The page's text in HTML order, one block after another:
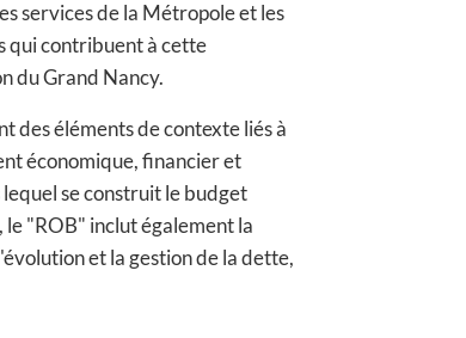
services de la Métropole et les
qui contribuent à cette
du Grand Nancy.
des éléments de contexte liés à
économique, financier et
se construit le budget
"ROB" inclut également la
et la gestion de la dette,